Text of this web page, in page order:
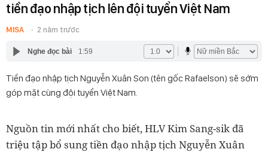
tiền đạo nhập tịch lên đội tuyển Việt Nam
MISA 2 năm trước
Nghe đọc bài 1:59
Tiền đạo nhập tịch Nguyễn Xuân Son (tên gốc Rafaelson) sẽ sớm
góp mặt cùng đội tuyển Việt Nam.
Nguồn tin mới nhất cho biết, HLV Kim Sang-sik đã
triệu tập bổ sung tiền đạo nhập tịch Nguyễn Xuân